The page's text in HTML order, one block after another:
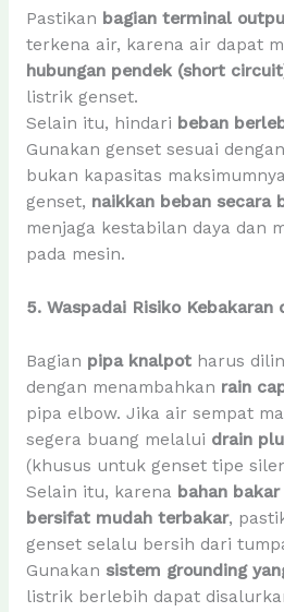
Pastikan bagian terminal
terkena air, karena air dapat
hubungan pendek (short
listrik genset.
Selain itu, hindari beban
Gunakan genset sesuai dengan
bukan kapasitas
genset, naikkan beban secara
menjaga kestabilan daya dan
pada mesin.
5. Waspadai Risiko
Bagian pipa knalpotharus
dengan menambahkan rain
pipa elbow. Jika air sempat
segera buang melalui drain
(khusus untuk genset tipe
Selain itu, karena bahan
bersifat mudah terbakar,
genset selalu bersih dari
Gunakan sistem grounding
listrik berlebih dapat